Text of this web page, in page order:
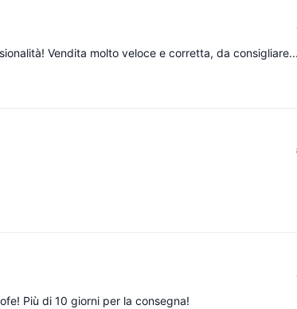
Vendita molto veloce e corretta, da
Più di 10 giorni per la consegna!